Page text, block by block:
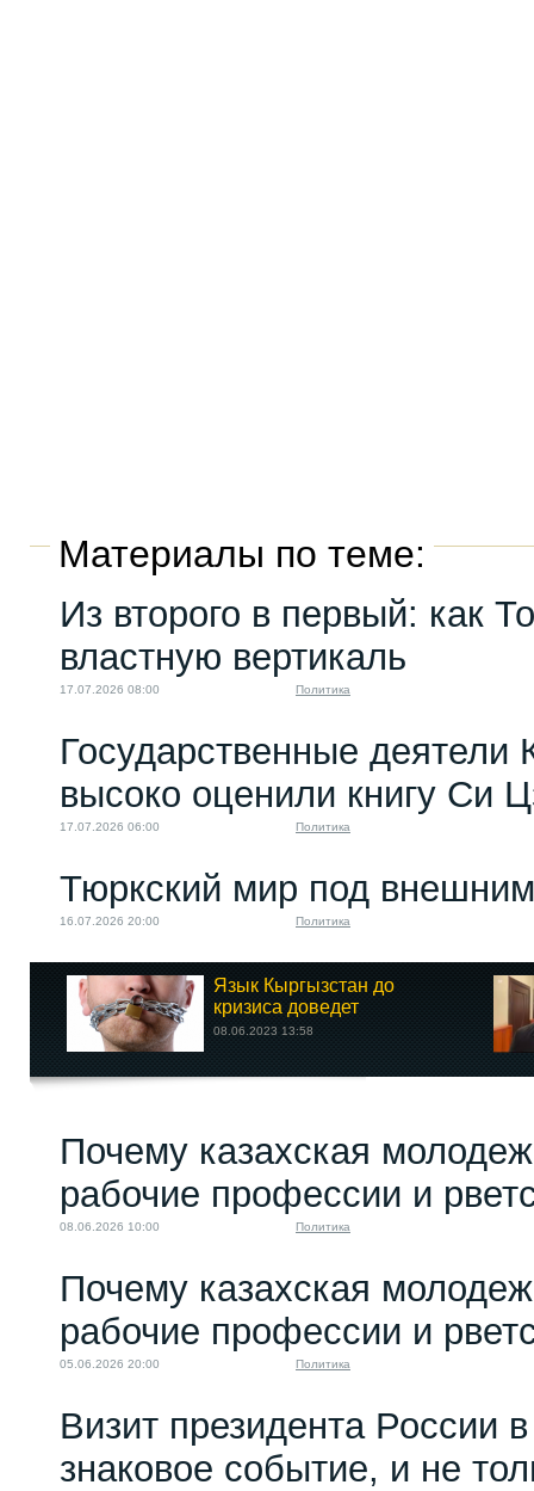
Материалы по теме:
Из второго в первый: как
властную вертикаль
17.07.2026 08:00 Политика
Государственные деятели
высоко оценили книгу Си
17.07.2026 06:00 Политика
Тюркский мир под
16.07.2026 20:00 Политика
Язык Кыргызстан до
кризиса доведет
08.06.2023 13:58
Почему казахская
рабочие профессии и
08.06.2026 10:00 Политика
Почему казахская
рабочие профессии и
05.06.2026 20:00 Политика
Визит президента России
знаковое событие, и не